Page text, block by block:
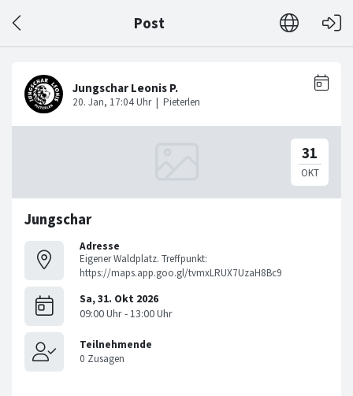
Post
Jungschar
Adresse
Eigener Waldplatz. Treffpunkt:
https://maps.app.goo.gl/tvmxLRUX7UzaH8Bc9